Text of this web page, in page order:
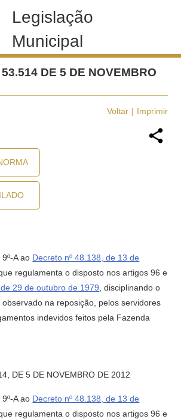
Legislação
Municipal
DE 5 DE NOVEMBRO
Voltar Imprimir
A ao Decreto nº 48.138, de 13 de
que regulamenta o disposto nos artigos 96 e
29 de outubro de 1979 , disciplinando o
na reposição, pelos servidores
indevidos feitos pela Fazenda
DE 5 DE NOVEMBRO DE 2012
A ao Decreto nº 48.138, de 13 de
que regulamenta o disposto nos artigos 96 e